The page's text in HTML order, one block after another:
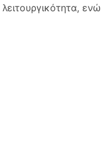
ενώ